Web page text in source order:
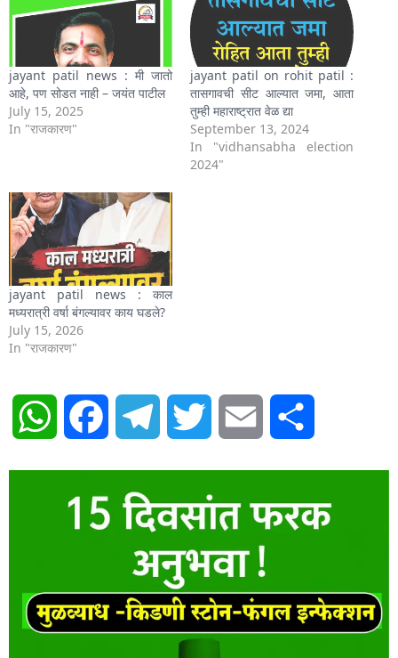
jayant patil news : मी जातो
आहे, पण सोडत नाही – जयंत पाटील
July 15, 2025
In "राजकारण"
jayant patil on rohit patil :
तासगावची सीट आल्यात जमा, आता
तुम्ही महाराष्ट्रात वेळ द्या
September 13, 2024
In "vidhansabha election
2024"
jayant patil news : काल
मध्यरात्री वर्षा बंगल्यावर काय घडले?
July 15, 2026
In "राजकारण"
WhatsAppFacebook Telegram Twitter Email